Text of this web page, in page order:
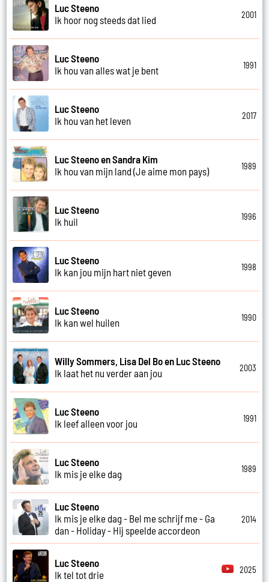
Luc Steeno
Ik hoor nog steeds dat lied
2001
Luc Steeno
Ik hou van alles wat je bent
1991
Luc Steeno
Ik hou van het leven
2017
Luc Steeno en Sandra Kim
Ik hou van mijn land (Je aime mon pays)
1989
Luc Steeno
Ik huil
1996
Luc Steeno
Ik kan jou mijn hart niet geven
1998
Luc Steeno
Ik kan wel huilen
1990
Willy Sommers, Lisa Del Bo en Luc Steeno
Ik laat het nu verder aan jou
2003
Luc Steeno
Ik leef alleen voor jou
1991
Luc Steeno
Ik mis je elke dag
1989
Luc Steeno
Ik mis je elke dag - Bel me schrijf me - Ga
dan - Holiday - Hij speelde accordeon
2014
Luc Steeno
Ik tel tot drie
2025